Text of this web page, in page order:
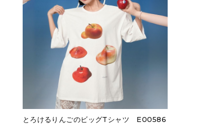
とろけるりんごのビッグTシャツ E00586